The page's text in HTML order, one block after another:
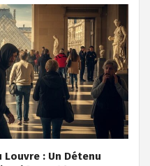
Louvre : Un Détenu